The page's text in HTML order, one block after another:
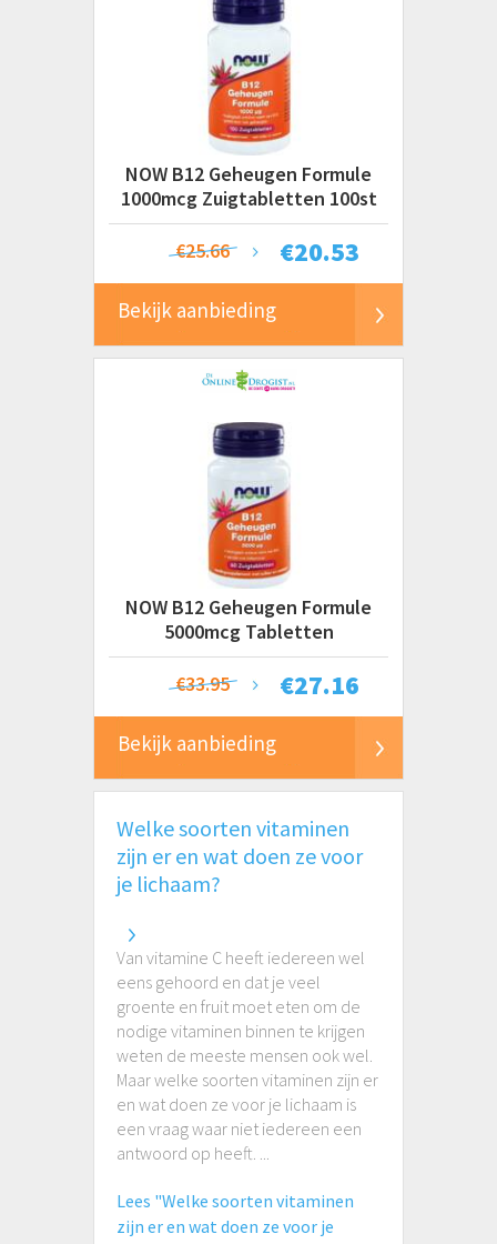
NOW B12 Geheugen Formule
1000mcg Zuigtabletten 100st
€20.53
€25.66
Bekijk aanbieding
NOW B12 Geheugen Formule
5000mcg Tabletten
€27.16
€33.95
Bekijk aanbieding
Welke soorten vitaminen
zijn er en wat doen ze voor
je lichaam?
Van vitamine C heeft iedereen wel
eens gehoord en dat je veel
groente en fruit moet eten om de
nodige vitaminen binnen te krijgen
weten de meeste mensen ook wel.
Maar welke soorten vitaminen zijn er
en wat doen ze voor je lichaam is
een vraag waar niet iedereen een
antwoord op heeft. ...
Lees "Welke soorten vitaminen
zijn er en wat doen ze voor je